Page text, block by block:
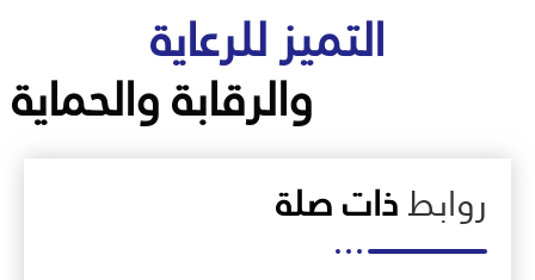
التميز للرعاية
والرقابة والحماية
روابطذات صلة